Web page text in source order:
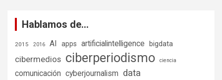
Hablamos de…
2015 2016 AI apps artificialintelligence bigdata
cibermedios ciberperiodismo ciencia
comunicación cyberjournalism data